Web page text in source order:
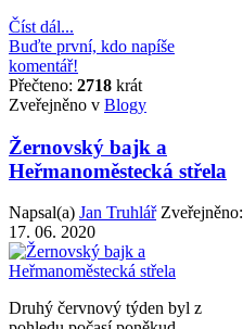
Číst dál...
Buďte první, kdo napíše
komentář!
Přečteno: 2718 krát
Zveřejněno v Blogy
Žernovský bajk a
Heřmanoměstecká střela
Napsal(a) Jan Truhlář Zveřejněno:
17. 06. 2020
Druhý červnový týden byl z